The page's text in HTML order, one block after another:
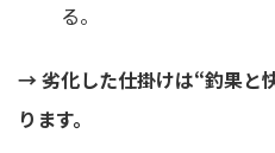
る。
→ 劣化した仕掛けは“釣果と
ります。